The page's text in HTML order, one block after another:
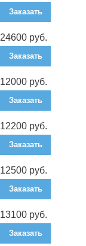
Заказать
24600 руб.
Заказать
12000 руб.
Заказать
12200 руб.
Заказать
12500 руб.
Заказать
13100 руб.
Заказать